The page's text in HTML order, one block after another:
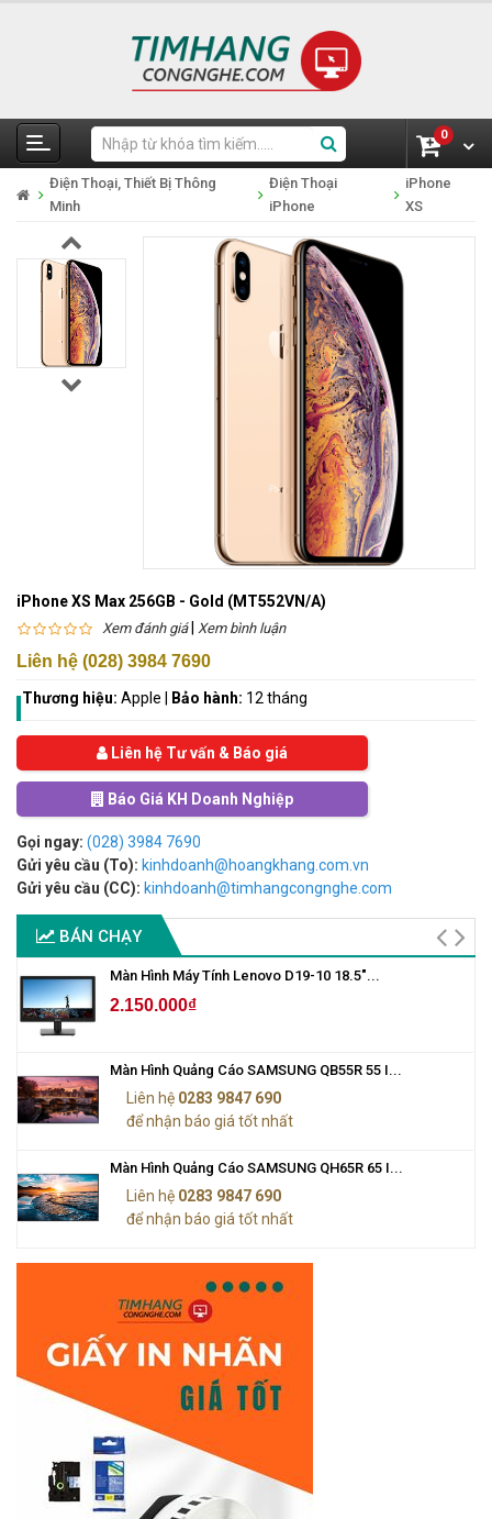
0
Điện Thoại, Thiết Bị Thông
Minh
Điện Thoại
iPhone
iPhone
XS
iPhone XS Max 256GB - Gold (MT552VN/A)
Xem đánh giá| Xem bình luận
Liên hệ (028) 3984 7690
Thương hiệu: Apple Bảo hành: 12 tháng
Liên hệ Tư vấn & Báo giá
Báo Giá KH Doanh Nghiệp
Gọi ngay: (028) 3984 7690
Gửi yêu cầu (To): kinhdoanh@hoangkhang.com.vn
Gửi yêu cầu (CC): kinhdoanh@timhangcongnghe.com
BÁN CHẠY
Màn Hình Máy Tính Lenovo D19-10 18.5"...
2.150.000₫
Màn Hình Quảng Cáo SAMSUNG QB55R 55 I...
Liên hệ 0283 9847 690
để nhận báo giá tốt nhất
Màn Hình Quảng Cáo SAMSUNG QH65R 65 I...
Liên hệ 0283 9847 690
để nhận báo giá tốt nhất